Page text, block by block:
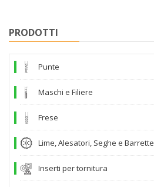
PRODOTTI
Punte
Maschi e Filiere
Frese
Lime, Alesatori, Seghe e Barrette
Inserti per tornitura